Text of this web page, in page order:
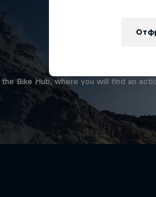
Bike Hub, where you will find an